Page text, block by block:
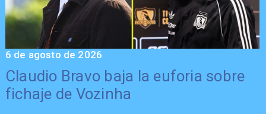
Claudio Bravo baja la euforia sobre
fichaje de Vozinha
6 de agosto de 2026